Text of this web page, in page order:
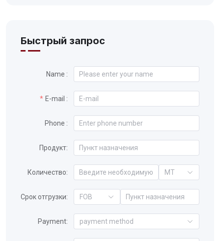
Быстрый запрос
Name :
E-mail :
Phone :
Продукт:
Количество: MT
Срок отгрузки: FOB
Payment: payment method